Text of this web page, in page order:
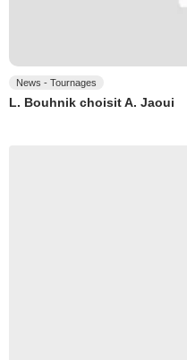
News - Tournages
L. Bouhnik choisit A. Jaoui